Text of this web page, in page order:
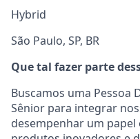
Hybrid
São Paulo, SP, BR
Que tal fazer parte
Buscamos uma Pessoa
Sênior para integrar
desempenhar um